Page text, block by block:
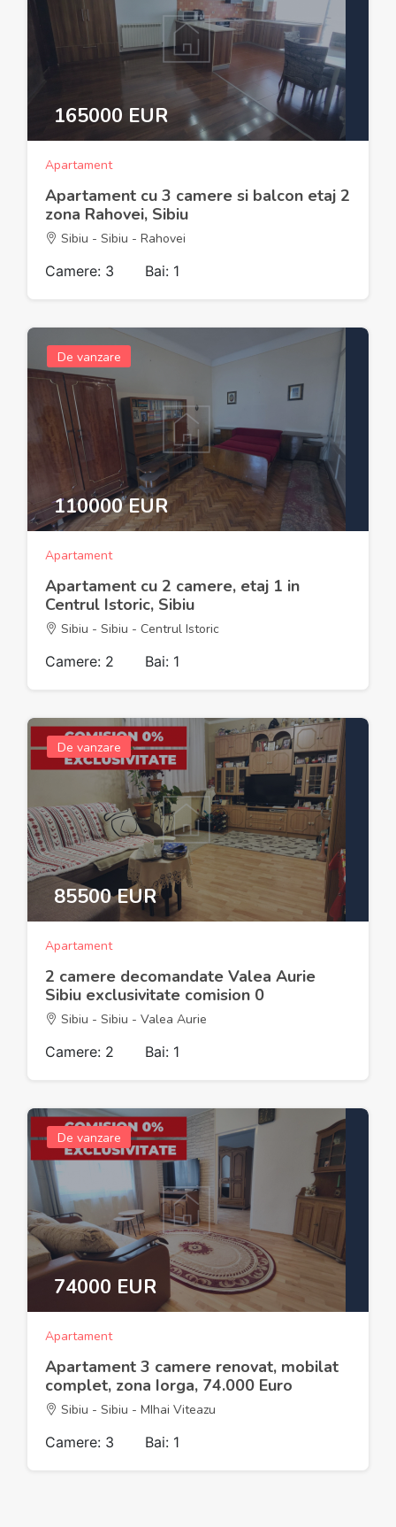
165000 EUR
Apartament
Apartament cu 3 camere si balcon etaj 2
zona Rahovei, Sibiu
Sibiu - Sibiu - Rahovei
Camere: 3 Bai: 1
De vanzare
110000 EUR
Apartament
Apartament cu 2 camere, etaj 1 in
Centrul Istoric, Sibiu
Sibiu - Sibiu - Centrul Istoric
Camere: 2 Bai: 1
De vanzare
85500 EUR
Apartament
2 camere decomandate Valea Aurie
Sibiu exclusivitate comision 0
Sibiu - Sibiu - Valea Aurie
Camere: 2 Bai: 1
De vanzare
74000 EUR
Apartament
Apartament 3 camere renovat, mobilat
complet, zona Iorga, 74.000 Euro
Sibiu - Sibiu - MIhai Viteazu
Camere: 3 Bai: 1